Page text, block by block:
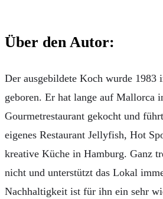
Über den Autor:
Der ausgebildete Koch wurde 1983
geboren. Er hat lange auf Mallorca
Gourmetrestaurant gekocht und
eigenes Restaurant Jellyfish, Hot
kreative Küche in Hamburg. Ganz
nicht und unterstützt das Lokal
Nachhaltigkeit ist für ihn ein sehr